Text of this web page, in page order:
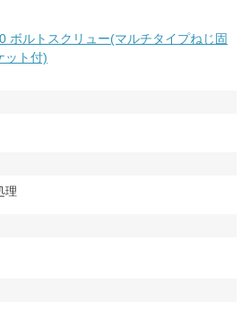
ボルトスクリュー(マルチタイプねじ固
ット付)
理